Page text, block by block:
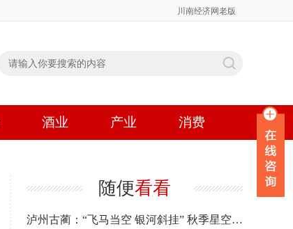
川南经济网老版
酒业 产业 消费
随便看看
泸州古蔺：“飞马当空 银河斜挂” 秋季星空有约